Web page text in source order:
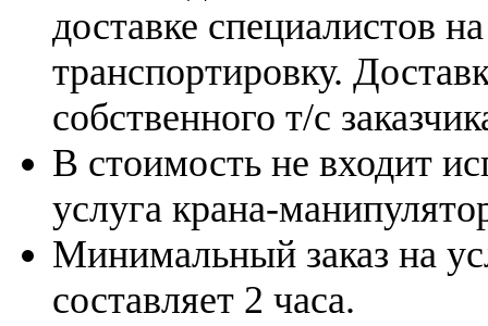
доставке специалистов
транспортировку.
собственного т/с
В стоимость не входит
услуга крана-
Минимальный заказ на
составляет 2 часа.